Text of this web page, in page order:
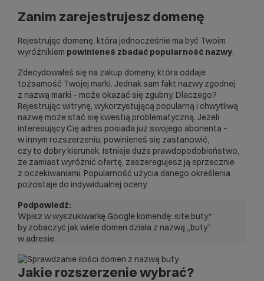
Zanim zarejestrujesz domenę
Rejestrując domenę, która jednocześnie ma być Twoim
wyróżnikiem powinieneś zbadać popularność nazwy.
Zdecydowałeś się na zakup domeny, która oddaje
tożsamość Twojej marki. Jednak sam fakt nazwy zgodnej
z nazwą marki – może okazać się zgubny. Dlaczego?
Rejestrując witrynę, wykorzystującą popularną i chwytliwą
nazwę może stać się kwestią problematyczną. Jeżeli
interesujący Cię adres posiada już swojego abonenta –
w innym rozszerzeniu, powinieneś się zastanowić,
czy to dobry kierunek. Istnieje duże prawdopodobieństwo,
że zamiast wyróżnić ofertę, zaszeregujesz ją sprzecznie
z oczekiwaniami. Popularność użycia danego określenia
pozostaje do indywidualnej oceny.
Podpowiedź:
Wpisz w wyszukiwarkę Google komendę: site:buty.*
by zobaczyć jak wiele domen działa z nazwą „buty”
w adresie.
Jakie rozszerzenie wybrać?